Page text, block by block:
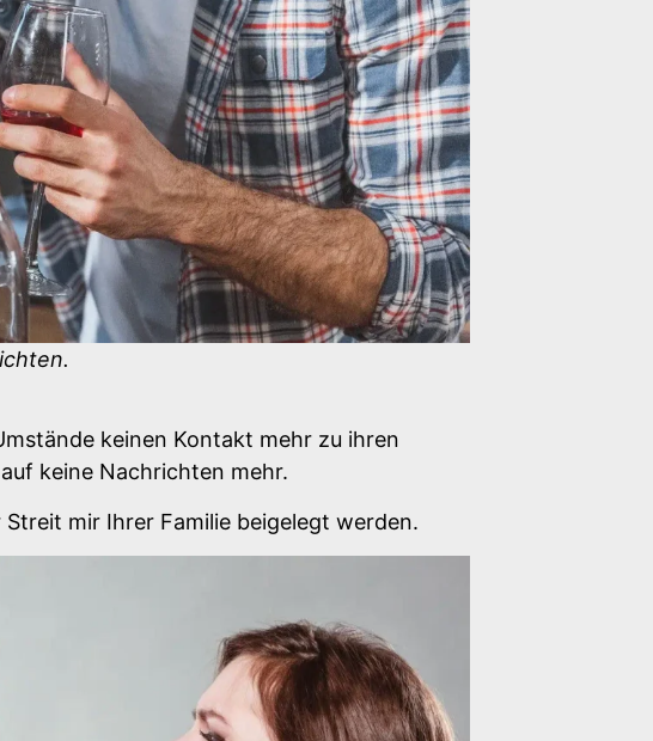
keinen Kontakt mehr zu ihren
keine Nachrichten mehr.
mir Ihrer Familie beigelegt werden.